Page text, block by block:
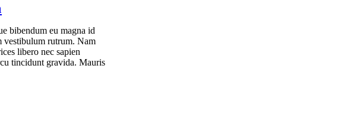
bibendum eu magna id
vestibulum rutrum. Nam
libero nec sapien
tincidunt gravida. Mauris